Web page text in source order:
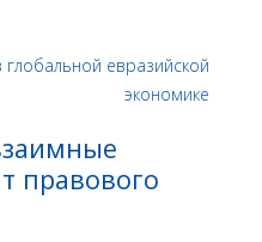
правового